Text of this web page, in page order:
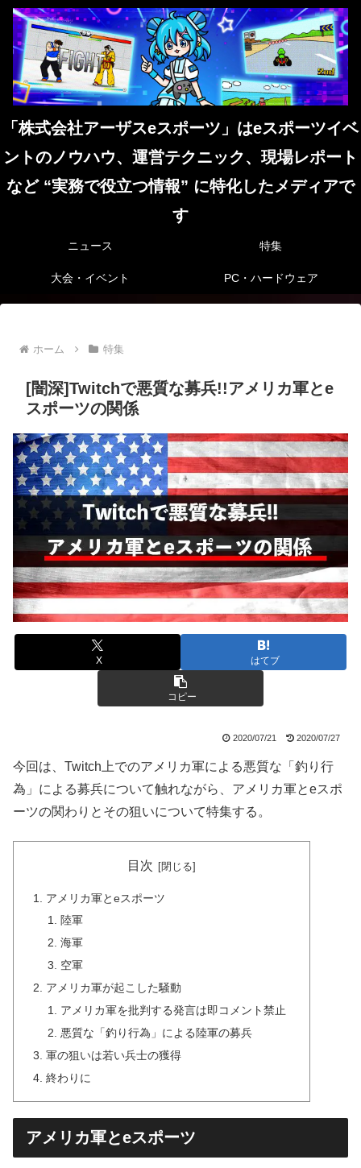
「株式会社アーザスeスポーツ」はeスポーツイベ
ントのノウハウ、運営テクニック、現場レポート
など “実務で役立つ情報” に特化したメディアで
す
ニュース 特集
大会・イベント PC・ハードウェア
ホーム 特集
[闇深]Twitchで悪質な募兵!!アメリカ軍とe
スポーツの関係
X はてブ
コピー
2020/07/21 2020/07/27
今回は、Twitch上でのアメリカ軍による悪質な「釣り行
為」による募兵について触れながら、アメリカ軍とeスポ
ーツの関わりとその狙いについて特集する。
目次
アメリカ軍とeスポーツ
陸軍
海軍
空軍
アメリカ軍が起こした騒動
アメリカ軍を批判する発言は即コメント禁止
悪質な「釣り行為」による陸軍の募兵
軍の狙いは若い兵士の獲得
終わりに
アメリカ軍とeスポーツ